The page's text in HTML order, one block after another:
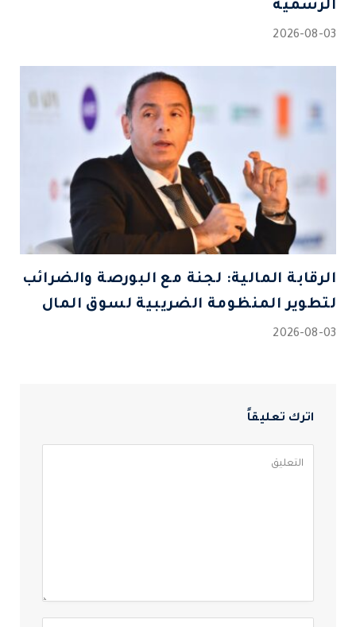
الرسمية
2026-08-03
الرقابة المالية: لجنة مع البورصة والضرائب
لتطوير المنظومة الضريبية لسوق المال
2026-08-03
اترك تعليقاً